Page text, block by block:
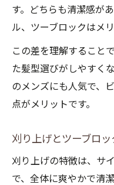
す。どちらも清潔感が
ル、ツーブロックはメ
この差を理解すること
た髪型選びがしやすく
のメンズにも人気で、
点がメリットです。
刈り上げとツーブロ
刈り上げの特徴は、サ
で、全体に爽やかで清